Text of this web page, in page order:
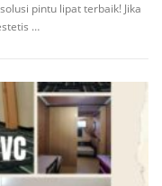
pintu lipat terbaik! Jika
…